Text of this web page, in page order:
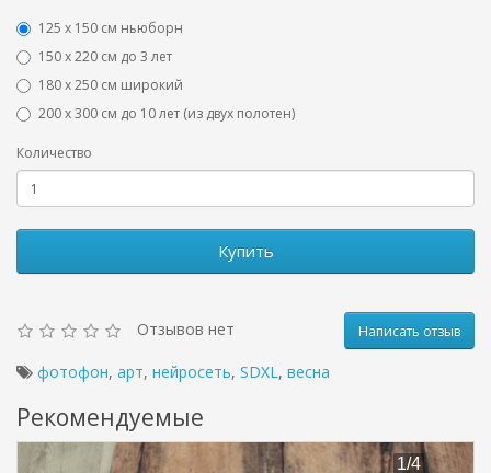
125 x 150 см ньюборн
150 х 220 см до 3 лет
180 х 250 см широкий
200 х 300 см до 10 лет (из двух полотен)
Количество
Купить
Отзывов нет Написать отзыв
фотофон, арт, нейросеть, SDXL, весна
Рекомендуемые